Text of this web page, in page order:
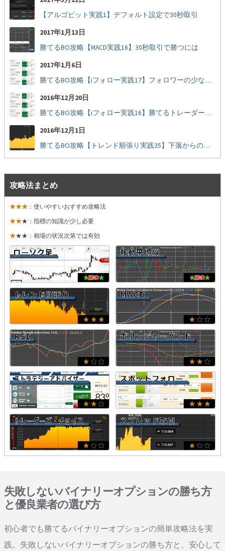
【アルゴビット実践1】デフォルト設定で30秒取引
2017年1月13日
勝てるBO攻略【MACD実践16】30秒取引で勝つには
2017年1月6日
勝てるBO攻略【iフォロー実践17】フォロワーの少ない人をフォローする
2016年12月20日
勝てるBO攻略【iフォロー実践16】勝てるトレーダーを見抜く
2016年12月1日
勝てるBO攻略【トレンド順張り実践35】下落からの反発を見極める
攻略法まとめ
★★★ ：使いやすいおすすめ攻略法
★★★：指標の知識が少し必要
★★★：相場の状況次第では有効
失敗しないバイナリーオプションの勝ち方
と優良業者の選び方
初心者でも勝てるバイナリーオプションの簡単攻略法を実
践。失敗しないバイナリーオプションの勝ち方と、安心して